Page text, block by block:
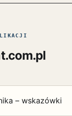
– wskazówki